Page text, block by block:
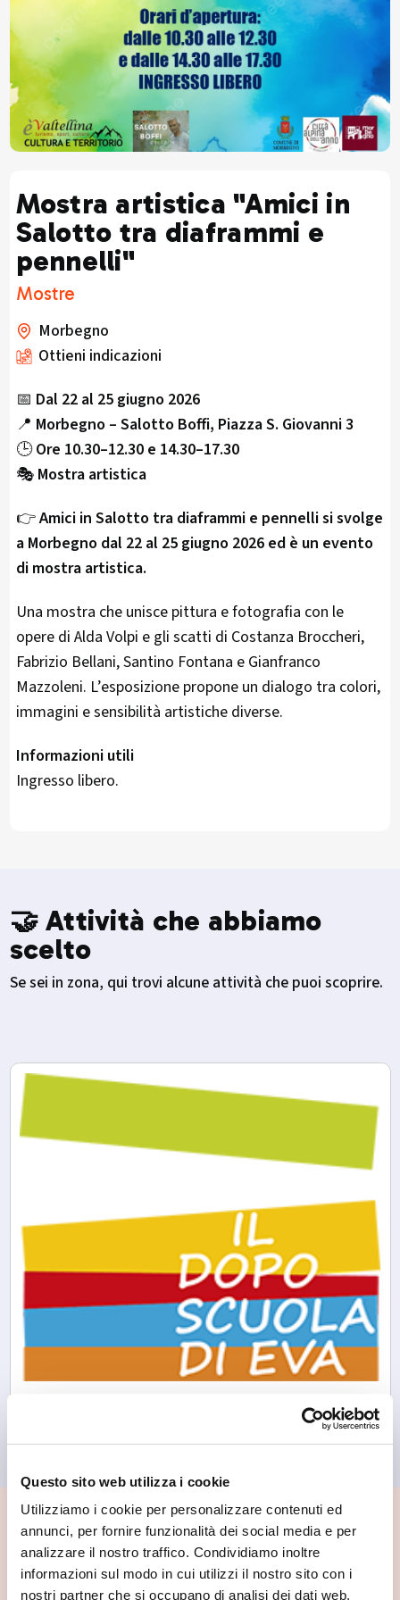
Questo sito web utilizza i cookie
Utilizziamo i cookie per personalizzare contenuti ed
annunci, per fornire funzionalità dei social media e per
analizzare il nostro traffico. Condividiamo inoltre
informazioni sul modo in cui utilizzi il nostro sito con i
nostri partner che si occupano di analisi dei dati web,
Mostra artistica "Amici in
Salotto tra diaframmi e
pennelli"
Mostre
Morbegno
Ottieni indicazioni
📅 Dal 22 al 25 giugno 2026
📍 Morbegno – Salotto Boffi, Piazza S. Giovanni 3
🕒Ore 10.30–12.30 e 14.30–17.30
🎭 Mostra artistica
👉Amici in Salotto tra diaframmi e pennelli si svolge
a Morbegno dal 22 al 25 giugno 2026 ed è un evento
di mostra artistica.
Una mostra che unisce pittura e fotografia con le
opere di Alda Volpi e gli scatti di Costanza Broccheri,
Fabrizio Bellani, Santino Fontana e Gianfranco
Mazzoleni. L’esposizione propone un dialogo tra colori,
immagini e sensibilità artistiche diverse.
Informazioni utili
Ingresso libero.
🤝 Attività che abbiamo
scelto
Se sei in zona, qui trovi alcune attività che puoi scoprire.
📍 Cosa vedere nei dintorni
Se vuoi scoprire di più su questa zona, qui trovi altri
spunti utili.